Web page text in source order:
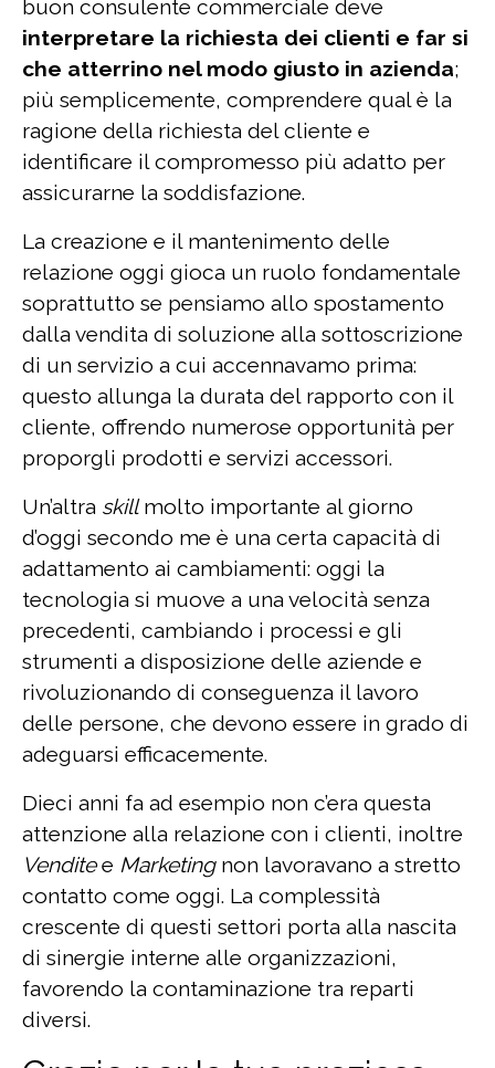
buon consulente commerciale deve
interpretare la richiesta dei clienti e far si
che atterrino nel modo giusto in azienda;
più semplicemente, comprendere qual è la
ragione della richiesta del cliente e
identificare il compromesso più adatto per
assicurarne la soddisfazione.
La creazione e il mantenimento delle
relazione oggi gioca un ruolo fondamentale
soprattutto se pensiamo allo spostamento
dalla vendita di soluzione alla sottoscrizione
di un servizio a cui accennavamo prima:
questo allunga la durata del rapporto con il
cliente, offrendo numerose opportunità per
proporgli prodotti e servizi accessori.
Un’altra skillmolto importante al giorno
d’oggi secondo me è una certa capacità di
adattamento ai cambiamenti: oggi la
tecnologia si muove a una velocità senza
precedenti, cambiando i processi e gli
strumenti a disposizione delle aziende e
rivoluzionando di conseguenza il lavoro
delle persone, che devono essere in grado di
adeguarsi efficacemente.
Dieci anni fa ad esempio non c’era questa
attenzione alla relazione con i clienti, inoltre
Venditee Marketingnon lavoravano a stretto
contatto come oggi. La complessità
crescente di questi settori porta alla nascita
di sinergie interne alle organizzazioni,
favorendo la contaminazione tra reparti
diversi.